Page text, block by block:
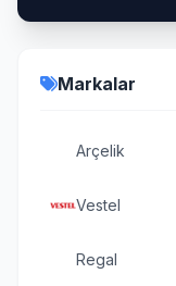
Markalar
Arçelik
Vestel
Regal